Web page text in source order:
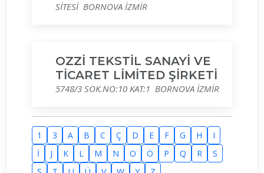
SİTESİ BORNOVA İZMİR
OZZİ TEKSTİL SANAYİ VE
TİCARET LİMİTED ŞİRKETİ
5748/3 SOK.NO:10 KAT:1 BORNOVA İZMİR
1 3 A B C Ç D E F G H
I
İ
J K L M N O Ö P Q R
S